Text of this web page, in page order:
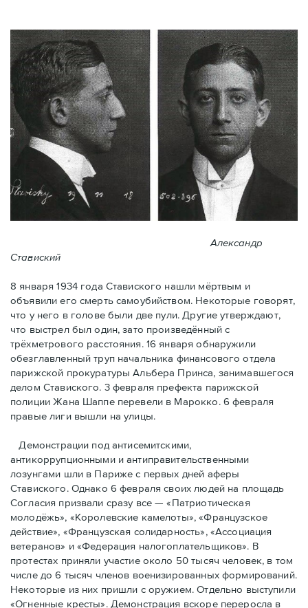
Александр
Ставиский
8 января 1934 года Ставиского нашли мёртвым и
объявили его смерть самоубийством. Некоторые говорят,
что у него в голове были две пули. Другие утверждают,
что выстрел был один, зато произведённый с
трёхметровoго расстояния. 16 января обнаружили
обезглавленный труп начальника финансового отдела
парижской прокуратуры Альбера Принса, занимавшегося
делом Cтавиского. 3 февраля префекта парижской
полиции Жана Шаппе перевели в Марокко. 6 февраля
правые лиги вышли на улицы.
Демонстрации под антисемитскими,
антикоррупционными и антиправительственными
лозунгами шли в Париже с первых дней аферы
Ставиского. Однако 6 февраля своих людей на площадь
Согласия призвали сразу все — «Патриотическая
молодёжь», «Королевские камелоты», «Французское
действие», «Французская солидарность», «Ассоциация
ветеранов» и «Федерация налогоплательщиков». В
протестах приняли участие около 50 тысяч человек, в том
числе до 6 тысяч членов военизированных формирований.
Некоторые из них пришли с оружием. Отдельно выступили
«Огненные кресты». Демонстрация вскоре переросла в